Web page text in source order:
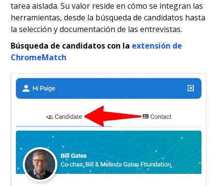
tarea aislada. Su valor reside en cómo se integran las
herramientas, desde la búsqueda de candidatos hasta
la selección y documentación de las entrevistas.
Búsqueda de candidatos con la extensión de
ChromeMatch